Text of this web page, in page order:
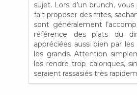
sujet. Lors d’un brunch,
fait proposer des frites,
sont généralement
référence des plats du
appréciées aussi bien par
les grands. Attention
les rendre trop caloriques,
seraient rassasiés très